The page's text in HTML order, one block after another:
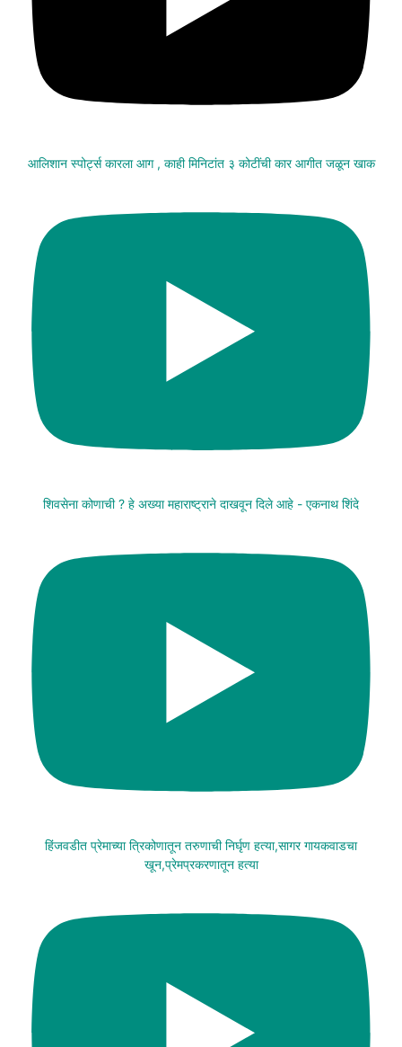
आलिशान स्पोर्ट्स कारला आग , काही मिनिटांत ३ कोटींची कार आगीत जळून खाक
शिवसेना कोणाची ? हे अख्या महाराष्ट्राने दाखवून दिले आहे - एकनाथ शिंदे
हिंजवडीत प्रेमाच्या त्रिकोणातून तरुणाची निर्घृण हत्या,सागर गायकवाडचा
खून,प्रेमप्रकरणातून हत्या